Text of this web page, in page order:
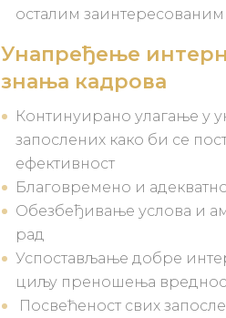
осталим заинтересованим
Унапређење
знања кадрова
Континуирано улагање у
запослених како би се
ефективност
Благовремено и
Обезбеђивање услова и
рад
Успостављање добре
циљу преношења
Посвећеност свих